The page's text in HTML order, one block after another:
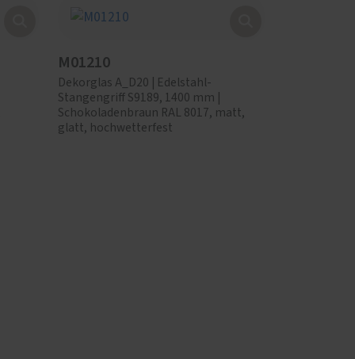
M01210
Dekorglas A_D20 | Edelstahl-
Stangengriff S9189, 1400 mm |
Schokoladenbraun RAL 8017, matt,
glatt, hochwetterfest